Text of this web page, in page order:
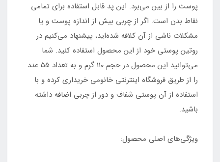
پوست را از بین می‌برد. این پد قابل استفاده برای تمامی
نقاط بدن است. اگر از چربی بیش از اندازه پوست و یا
مشکلات ناشی از آن کلافه شده‌اید، پیشنهاد می‌کنیم در
روتین پوستی خود از این محصول استفاده کنید. شما
می‌توانید این محصول در حجم 110 گرم و به تعداد 55 عدد
را از طریق فروشگاه اینترنتی خانومی خریداری کرده و با
استفاده از آن پوستی شفاف و دور از چربی اضافه داشته
باشید.
ویژگی‌های اصلی محصول: